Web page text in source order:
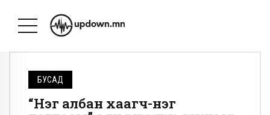
БУСАД
“Нэг албан хаагч-нэг